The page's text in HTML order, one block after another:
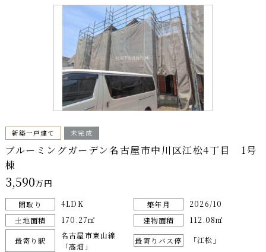
新築一戸建て 未完成
ブルーミングガーデン名古屋市中川区江松4丁目 1号
棟
3,590万円
間取り 4LDK 築年月
2026/10
土地面積
170.27㎡ 建物面積 112.08㎡
最寄り駅
名古屋市東山線
「高畑」
最寄りバス停 「江松」